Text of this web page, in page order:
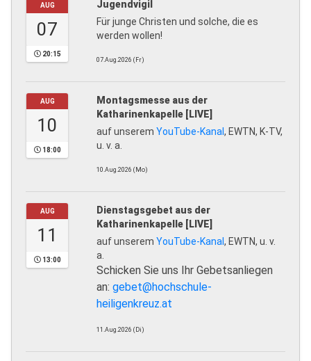
AUG
07
20:15
Jugendvigil
Für junge Christen und solche, die es
werden wollen!
07.Aug.2026 (Fr)
AUG
10
18:00
Montagsmesse aus der
Katharinenkapelle [LIVE]
auf unserem YouTube-Kanal , EWTN, K-TV,
u. v. a.
10.Aug.2026 (Mo)
AUG
11
13:00
Dienstagsgebet aus der
Katharinenkapelle [LIVE]
auf unserem YouTube-Kanal , EWTN, u. v.
a.
Schicken Sie uns Ihr Gebetsanliegen
an: gebet@hochschule-
heiligenkreuz.at
11.Aug.2026 (Di)